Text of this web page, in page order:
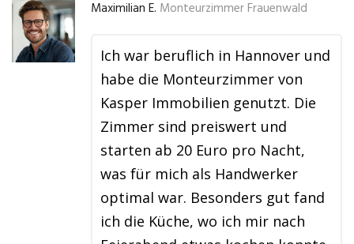
Maximilian E. Monteurzimmer Frauenwald
Ich war beruflich in Hannover und
habe die Monteurzimmer von
Kasper Immobilien genutzt. Die
Zimmer sind preiswert und
starten ab 20 Euro pro Nacht,
was für mich als Handwerker
optimal war. Besonders gut fand
ich die Küche, wo ich mir nach